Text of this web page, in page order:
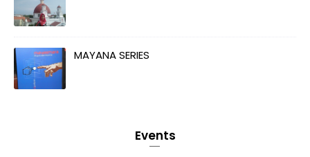
MAYANA SERIES
Events